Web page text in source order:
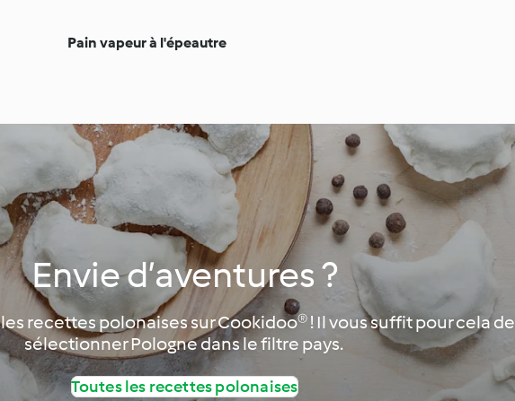
Pain vapeur à l'épeautre
Envie d’aventures ?
recettes polonaises sur Cookidoo® ! Il vous suffit pour cela de
sélectionner Pologne dans le filtre pays.
Toutes les recettes polonaises